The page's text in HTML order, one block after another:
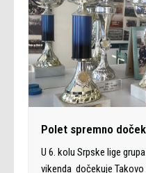
Polet spremno
U 6. kolu Srpske lige
vikenda dočekuje